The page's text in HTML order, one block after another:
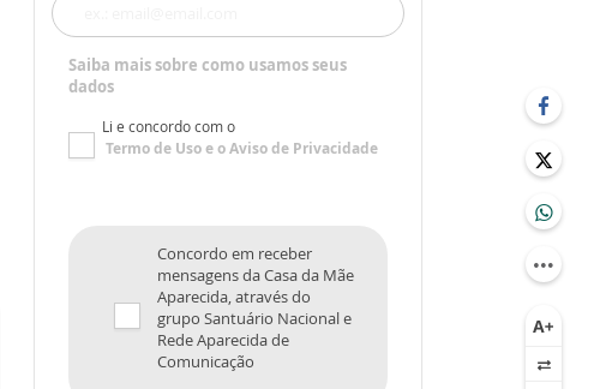
Saiba mais sobre como usamos seus
dados
Li e concordo com o
Termo de Usoe oAviso de Privacidade
Concordo em receber
mensagens da Casa da Mãe
Aparecida, através do
grupo Santuário Nacional e
Rede Aparecida de
Comunicação